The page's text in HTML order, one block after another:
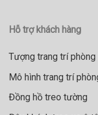
Hỗ trợ khách hàng
Tượng trang trí phòng
Mô hình trang trí
Đồng hồ treo tường